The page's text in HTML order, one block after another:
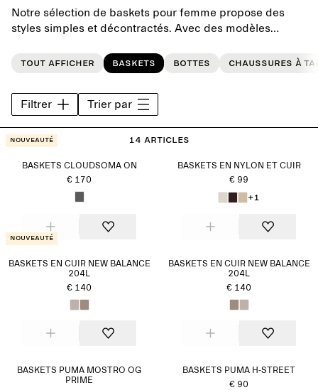
Notre sélection de baskets pour femme propose des
styles simples et décontractés. Avec des modèles
préférées, cette collection a été pensée pour ajouter une
touche sportive classique à vos looks de tous les jours.
Tout afficher Baskets Bottes Chaussures à
Filtrer Trier par
14 articles
Nouveauté
BASKETS CLOUDSOMA ON
€ 170
BASKETS EN NYLON ET CUIR
€ 99
+1
Nouveauté
BASKETS EN CUIR NEW BALANCE
204L
€ 140
BASKETS EN CUIR NEW BALANCE
204L
€ 140
BASKETS PUMA MOSTRO OG
PRIME
BASKETS PUMA H-STREET
€ 90